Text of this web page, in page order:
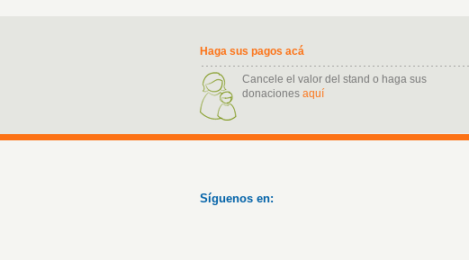
Haga sus pagos acá
Cancele el valor del stand o haga sus
donaciones aquí
Síguenos en: